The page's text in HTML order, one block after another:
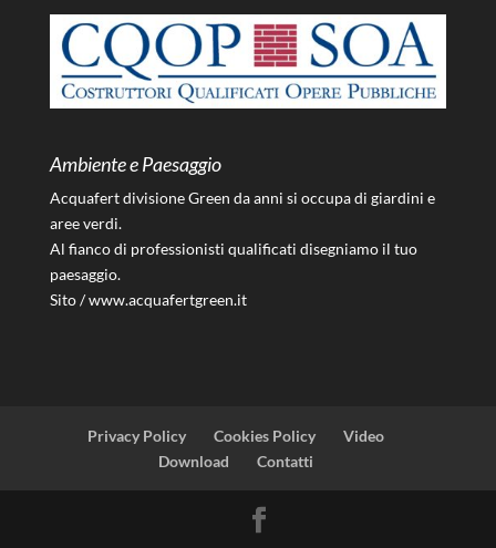
Ambiente e Paesaggio
Acquafert divisione Green da anni si occupa di giardini e
aree verdi.
Al fianco di professionisti qualificati disegniamo il tuo
paesaggio.
Sito /www.acquafertgreen.it
Privacy Policy Cookies Policy
Video
Download
Contatti